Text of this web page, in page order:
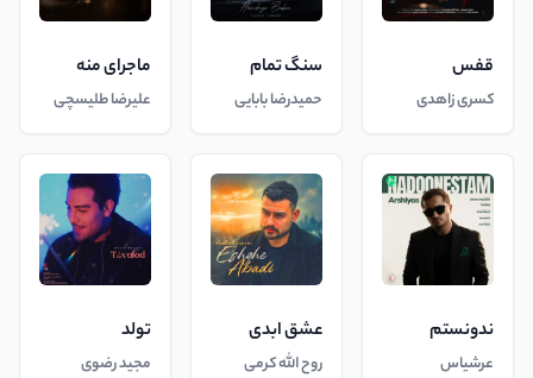
قفس
کسری زاهدی
سنگ تمام
حمیدرضا بابایی
ماجرای منه
علیرضا طلیسچی
ندونستم
عرشیاس
عشق ابدی
روح الله کرمی
تولد
مجید رضوی